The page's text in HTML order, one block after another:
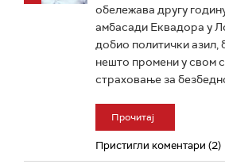
обележава другу
амбасади Еквадора у
добио политички азил,
нешто промени у свом
страховање за
Прочитај
Пристигли коментари (2)